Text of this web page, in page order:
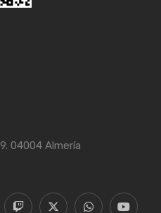
04004 Almería